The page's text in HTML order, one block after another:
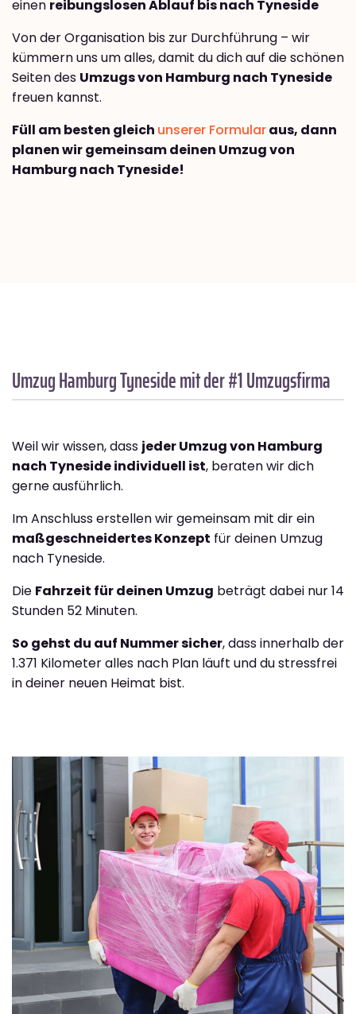
einen reibungslosen Ablauf bis nach Tyneside
Von der Organisation bis zur Durchführung – wir
kümmern uns um alles, damit du dich auf die schönen
Seiten des Umzugs von Hamburg nach Tyneside
freuen kannst.
Füll am besten gleich unserer Formularaus, dann
planen wir gemeinsam deinen Umzug von
Hamburg nach Tyneside!
Umzug HamburgTynesidemit der #1 Umzugsfirma
Weil wir wissen, dass jeder Umzug von Hamburg
nach Tyneside individuell ist, beraten wir dich
gerne ausführlich.
Im Anschluss erstellen wir gemeinsam mit dir ein
maßgeschneidertes Konzept für deinen Umzug
nach Tyneside.
Die Fahrzeit für deinen Umzug beträgt dabei nur 14
Stunden 52 Minuten.
So gehst du auf Nummer sicher, dass innerhalb der
1.371 Kilometer alles nach Plan läuft und du stressfrei
in deiner neuen Heimat bist.